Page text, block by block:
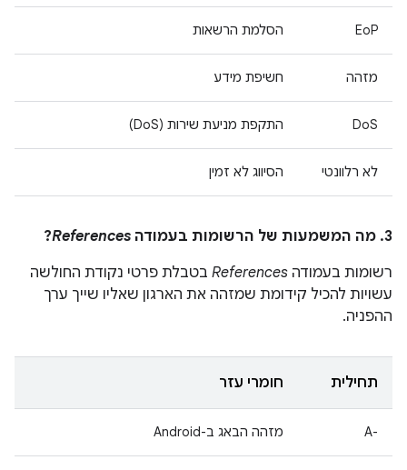
EoP הסלמת הרשאות
מזהה חשיפת מידע
DoS התקפת מניעת שירות (DoS)
לא רלוונטי הסיווג לא זמין
3. מה המשמעות של הרשומות בעמודה References
?
רשומות בעמודה References בטבלת פרטי נקודת החולשה
עשויות להכיל קידומת שמזהה את הארגון שאליו שייך ערך
ההפניה.
תחילית חומרי עזר
A-‎ מזהה הבאג ב-Android